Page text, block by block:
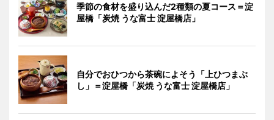
季節の食材を盛り込んだ2種類の夏コース＝淀
屋橋「炭焼 うな富士 淀屋橋店」
自分でおひつから茶碗によそう「上ひつまぶ
し」＝淀屋橋「炭焼 うな富士 淀屋橋店」